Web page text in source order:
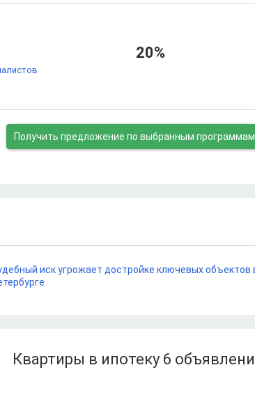
20%
Получить предложение по выбранным программам
иск угрожает достройке ключевых объектов
Квартиры в ипотеку 6